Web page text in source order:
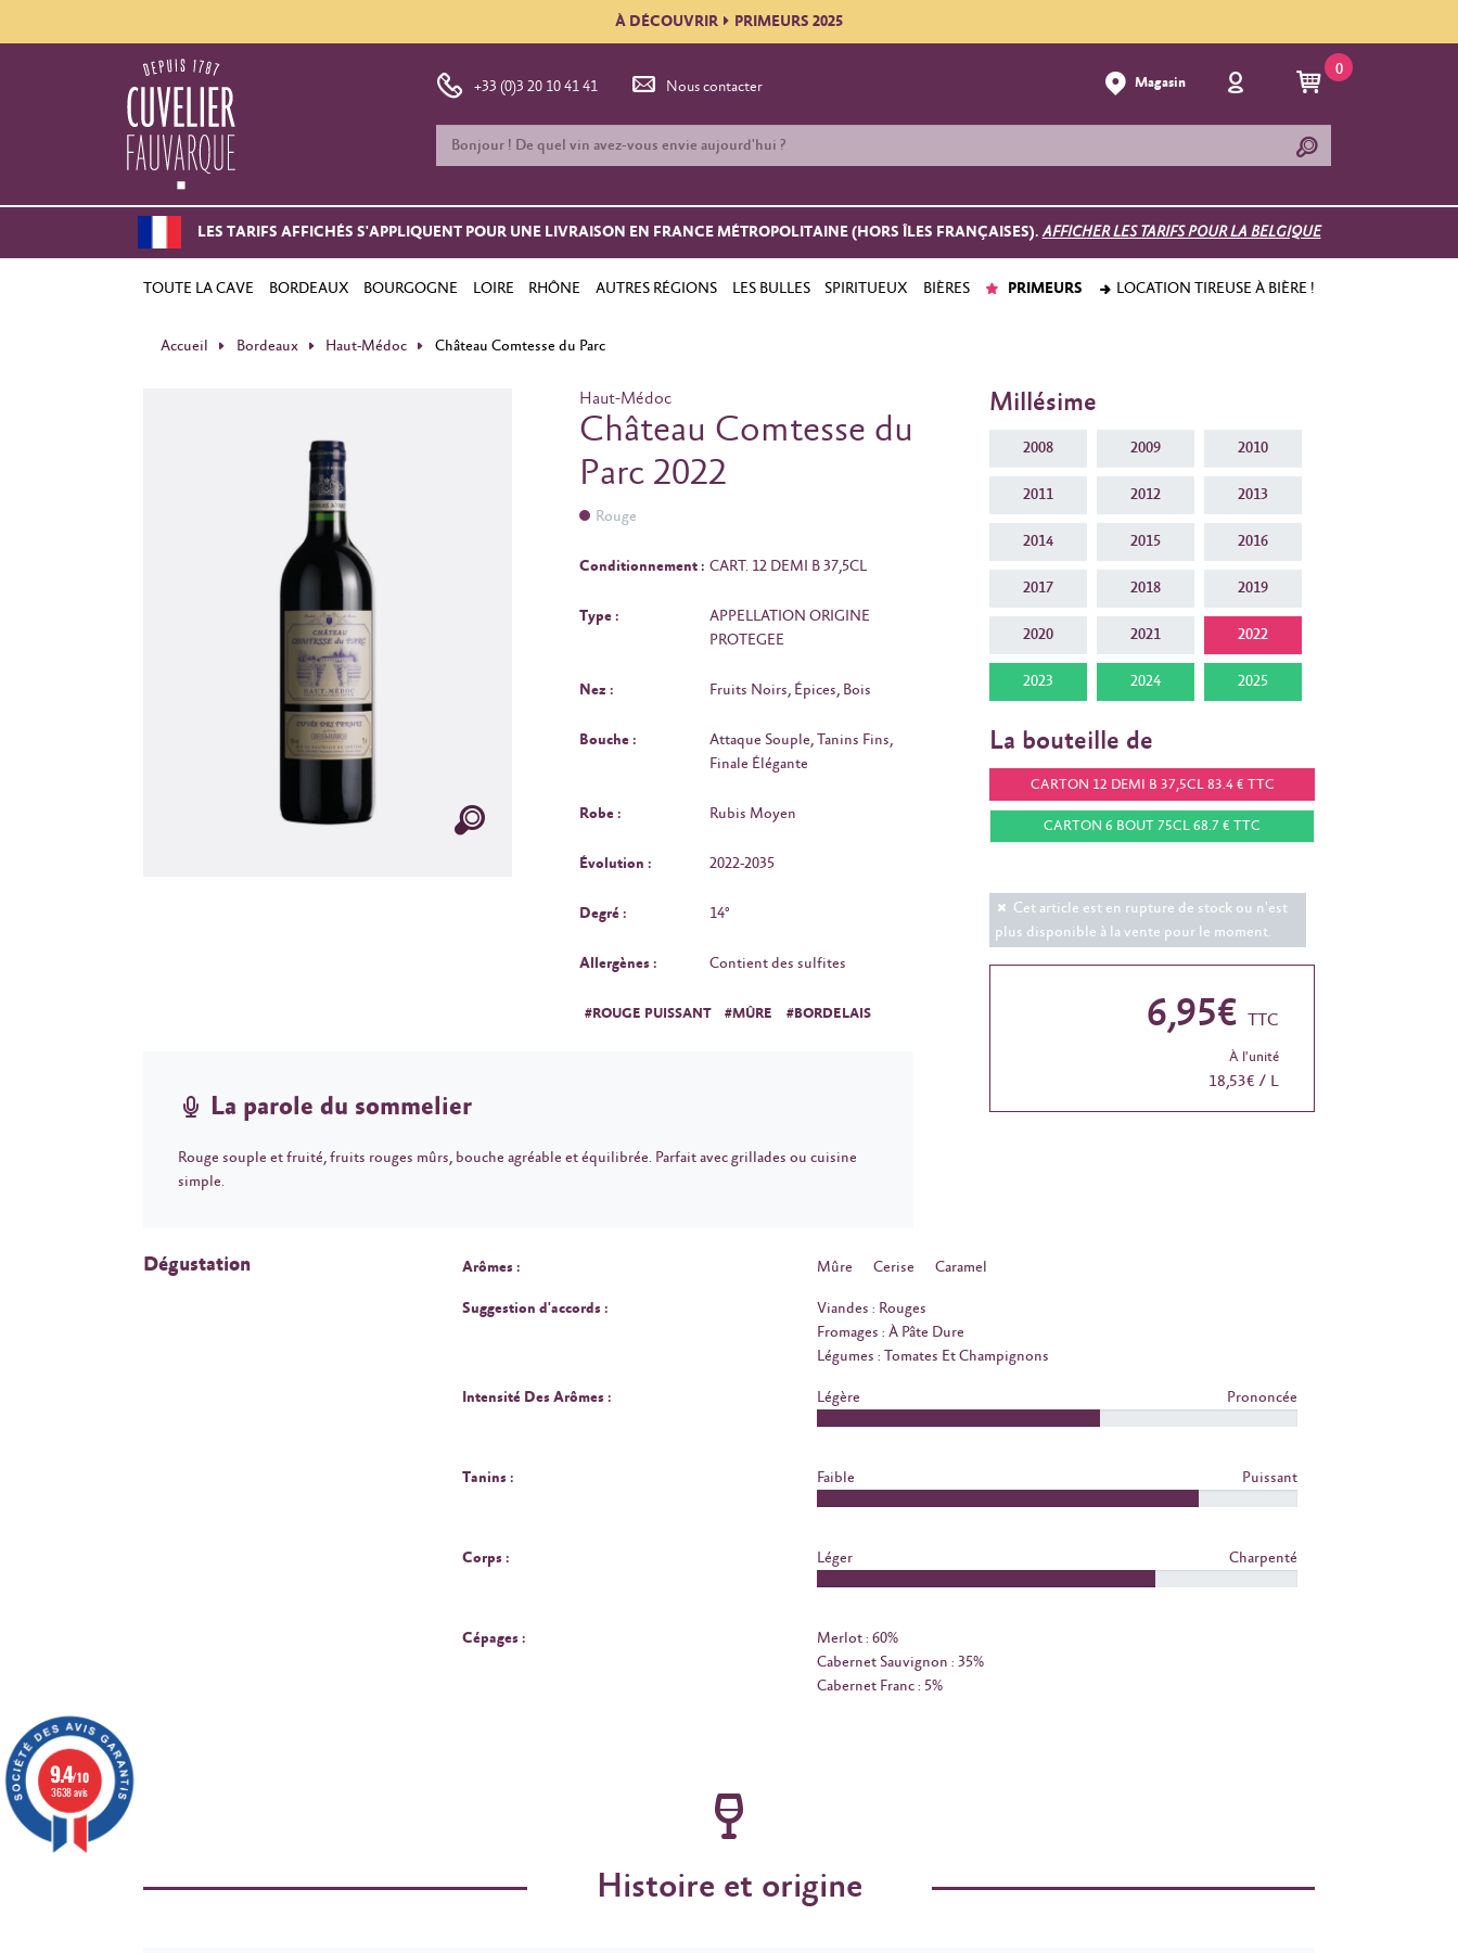
À DÉCOUVRIR PRIMEURS 2025
+33 (0)3 20 10 41 41 Nous contacter Magasin
0
LES TARIFS AFFICHÉS S'APPLIQUENT POUR UNE LIVRAISON EN FRANCE MÉTROPOLITAINE (HORS ÎLES FRANÇAISES).AFFICHER LES TARIFS POUR LA BELGIQUE
TOUTE LA CAVE BORDEAUX BOURGOGNE LOIRE RHÔNE AUTRES RÉGIONS LES BULLES SPIRITUEUX BIÈRES PRIMEURS LOCATION TIREUSE À BIÈRE !
Accueil Bordeaux Haut-Médoc Château Comtesse du Parc
Haut-Médoc
Château Comtesse du
Parc 2022
Rouge
Conditionnement : CART. 12 DEMI B 37,5CL
Type :
APPELLATION ORIGINE
PROTEGEE
Nez : Fruits Noirs, Épices, Bois
Bouche :
Attaque Souple, Tanins Fins,
Finale Élégante
Robe : Rubis Moyen
Évolution : 2022-2035
Degré : 14°
Allergènes : Contient des sulfites
#ROUGE PUISSANT #MÛRE #BORDELAIS
La parole du sommelier
Rouge souple et fruité, fruits rouges mûrs, bouche agréable et équilibrée. Parfait avec grillades ou cuisine
simple.
Millésime
2008 2009 2010
2011 2012 2013
2014 2015 2016
2017 2018 2019
2020 2021 2022
2023 2024 2025
La bouteille de
CARTON 12 DEMI B 37,5CL 83.4 € TTC
CARTON 6 BOUT 75CL 68.7 € TTC
Cet article est en rupture de stock ou n'est
plus disponible à la vente pour le moment.
6,95€ TTC
À l'unité
18,53€ / L
Dégustation Arômes : Mûre Cerise Caramel
Suggestion d'accords :
Viandes : Rouges
Fromages : À Pâte Dure
Légumes : Tomates Et Champignons
Intensité Des Arômes : Légère Prononcée
Tanins : Faible Puissant
Corps : Léger Charpenté
Cépages :
Merlot : 60%
Cabernet Sauvignon : 35%
Cabernet Franc : 5%
Histoire et origine
9.4/10
3638 avis